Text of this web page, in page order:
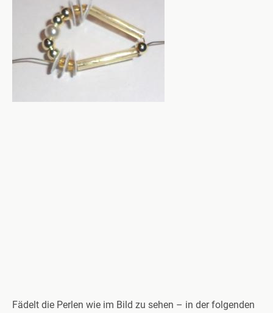
Fädelt die Perlen wie im Bild zu sehen – in der folgenden